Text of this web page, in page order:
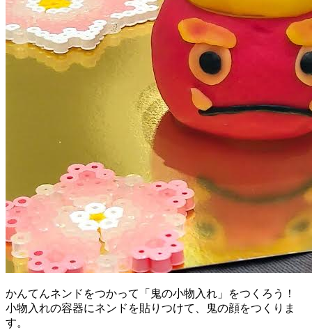
かんてんネンドをつかって「鬼の小物入れ」をつくろう！
小物入れの容器にネンドを貼りつけて、鬼の顔をつくりま
す。